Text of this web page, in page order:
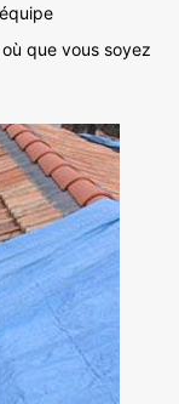
que vous soyez